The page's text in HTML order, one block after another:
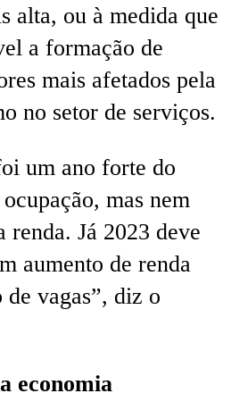
alta, ou à medida que
a formação de
mais afetados pela
no setor de serviços.
um ano forte do
mas nem
renda. Já 2023 deve
aumento de renda
de vagas”, diz o
economia